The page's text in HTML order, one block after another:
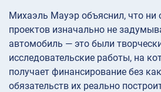
Михаэль Мауэр объяснил, что ни
проектов изначально не
автомобиль — это были
исследовательские работы, на
получает финансирование без
обязательств их реально